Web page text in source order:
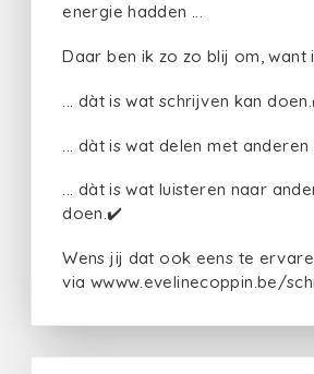
energie hadden ...
Daar ben ik zo zo blij om, want
... dàt is wat schrijven kan
... dàt is wat delen met
... dàt is wat luisteren naar
doen.✔️
Wens jij dat ook eens te
via wwww.evelinecoppin.be/